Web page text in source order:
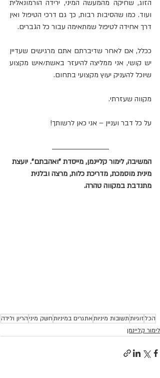
דרך אחידה לטיפול שמתאימה עבור כל הגברים.
שיוכל להעניק יעוץ מקצועי בתחום.
מקווה שעזרתי.
על כל דבר ועניין – אני כאן לרשותך!
המשיבה, לימור קליינמן, מייסדת "ואהבתם". יועצת
מינית מוסמכת, מדריכת כלות, מרצה ובלנית
מתנדבת במקווה טהרה.
הכלזוגיותתשובות מיניותאתגרים במיניותחשק מיניהריון ולידה
לימור קליינמן